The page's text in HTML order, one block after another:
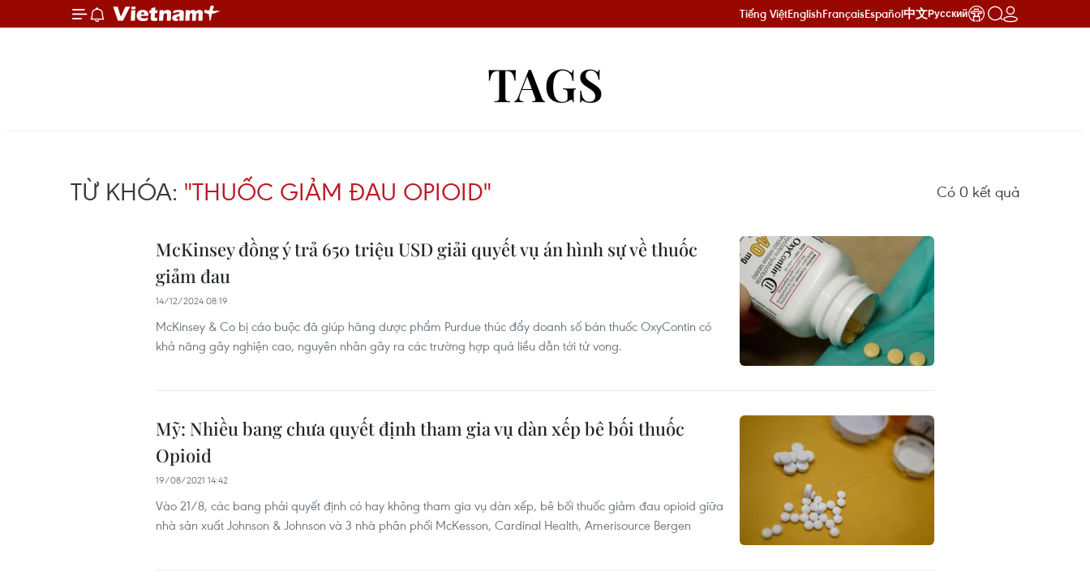
Tiếng ViệtEnglishFrançaisEspañol中文Русский
TAGS
TỪ KHÓA: "THUỐC GIẢM ĐAU OPIOID" Có 0 kết quả
McKinsey đồng ý trả 650 triệu USD giải quyết vụ án hình sự về thuốc
giảm đau
14/12/2024 08:19
McKinsey & Co bị cáo buộc đã giúp hãng dược phẩm Purdue thúc đẩy doanh số bán thuốc OxyContin có
khả năng gây nghiện cao, nguyên nhân gây ra các trường hợp quá liều dẫn tới tử vong.
Mỹ: Nhiều bang chưa quyết định tham gia vụ dàn xếp bê bối thuốc
Opioid
19/08/2021 14:42
Vào 21/8, các bang phải quyết định có hay không tham gia vụ dàn xếp, bê bối thuốc giảm đau opioid giữa
nhà sản xuất Johnson & Johnson và 3 nhà phân phối McKesson, Cardinal Health, Amerisource Bergen